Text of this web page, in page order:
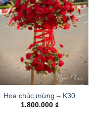
Hoa chúc mừng – K30
1.800.000 ₫